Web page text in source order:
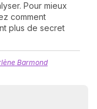
Pour mieux
comment
plus de secret
Barmond